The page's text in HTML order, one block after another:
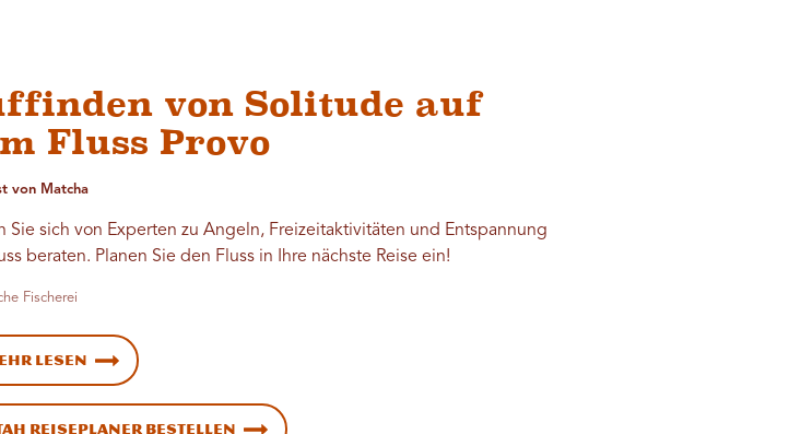
von Solitude auf
Fluss Provo
von Matcha
Sie sich von Experten zu Angeln, Freizeitaktivitäten und Entspannung
beraten. Planen Sie den Fluss in Ihre nächste Reise ein!
Fischerei
lesen
Reiseplaner bestellen